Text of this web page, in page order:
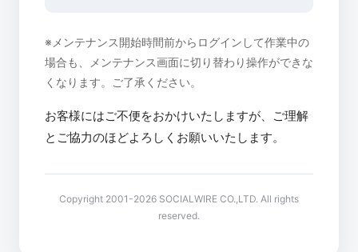
※メンテナンス開始時間前からログインして作業中の
場合も、メンテナンス画面に切り替わり操作ができな
くなります。ご了承ください。
お客様にはご不便をおかけいたしますが、ご理解
とご協力のほどよろしくお願いいたします。
Copyright 2001-2026 SOCIALWIRE CO.,LTD. All rights
reserved.